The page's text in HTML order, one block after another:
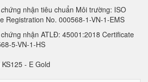
hứng nhận tiêu chuẩn Môi trường: ISO
Registration No. 000568-1-VN-1-EMS
nhận ATLĐ: 45001:2018 Certificate
5-VN-1-HS